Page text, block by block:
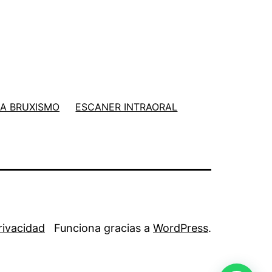
BRUXISMO ESCANER INTRAORAL
Funciona gracias a WordPress.